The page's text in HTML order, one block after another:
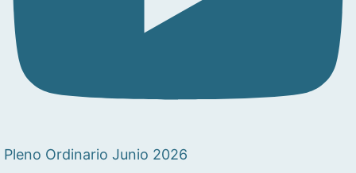
Pleno Ordinario Junio 2026